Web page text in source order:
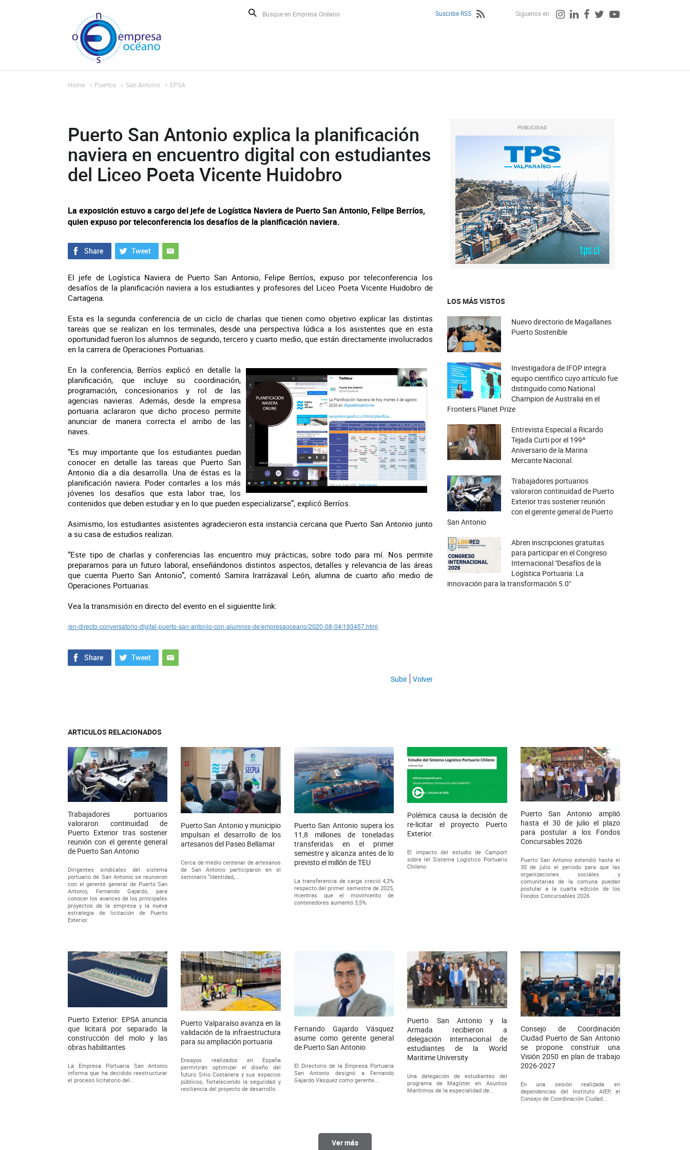
Suscribe RSS Siguenos en:
Home Puertos San Antonio EPSA
Puerto San Antonio explica la planificación
naviera en encuentro digital con estudiantes
del Liceo Poeta Vicente Huidobro
La exposición estuvo a cargo del jefe de Logística Naviera de Puerto San Antonio, Felipe Berríos,
quien expuso por teleconferencia los desafíos de la planificación naviera.
El jefe de Logística Naviera de Puerto San Antonio, Felipe Berríos, expuso por teleconferencia los
desafíos de la planificación naviera a los estudiantes y profesores del Liceo Poeta Vicente Huidobro de
Cartagena.
Esta es la segunda conferencia de un ciclo de charlas que tienen como objetivo explicar las distintas
tareas que se realizan en los terminales, desde una perspectiva lúdica a los asistentes que en esta
oportunidad fueron los alumnos de segundo, tercero y cuarto medio, que están directamente involucrados
en la carrera de Operaciones Portuarias.
En la conferencia, Berríos explicó en detalle la
planificación, que incluye su coordinación,
programación, concesionarios y rol de las
agencias navieras. Además, desde la empresa
portuaria aclararon que dicho proceso permite
anunciar de manera correcta el arribo de las
naves.
“Es muy importante que los estudiantes puedan
conocer en detalle las tareas que Puerto San
Antonio día a día desarrolla. Una de éstas es la
planificación naviera. Poder contarles a los más
jóvenes los desafíos que esta labor trae, los
contenidos que deben estudiar y en lo que pueden especializarse”, explicó Berríos.
Asimismo, los estudiantes asistentes agradecieron esta instancia cercana que Puerto San Antonio junto
a su casa de estudios realizan.
“Este tipo de charlas y conferencias las encuentro muy prácticas, sobre todo para mí. Nos permite
prepararnos para un futuro laboral, enseñándonos distintos aspectos, detalles y relevancia de las áreas
que cuenta Puerto San Antonio”, comentó Samira Irarrázaval León, alumna de cuarto año medio de
Operaciones Portuarias.
Vea la transmisión en directo del evento en el siguientte link:
/en-directo-conversatorio-digital-puerto-san-antonio-con-alumnos-de/empresaoceano/2020-08-04/193457.html
Subir Volver
PUBLICIDAD
LOS MÁS VISTOS
Nuevo directorio de Magallanes
Puerto Sostenible
Investigadora de IFOP integra
equipo científico cuyo artículo fue
distinguido como National
Champion de Australia en el
Frontiers Planet Prize
Entrevista Especial a Ricardo
Tejada Curti por el 199º
Aniversario de la Marina
Mercante Nacional.
Trabajadores portuarios
valoraron continuidad de Puerto
Exterior tras sostener reunión
con el gerente general de Puerto
San Antonio
Abren inscripciones gratuitas
para participar en el Congreso
Internacional "Desafíos de la
Logística Portuaria: La
innovación para la transformación 5.0"
ARTICULOS RELACIONADOS
Trabajadores portuarios
valoraron continuidad de
Puerto Exterior tras sostener
reunión con el gerente general
de Puerto San Antonio
Dirigentes sindicales del sistema
portuario de San Antonio se reunieron
con el gerente general de Puerto San
Antonio, Fernando Gajardo, para
conocer los avances de los principales
proyectos de la empresa y la nueva
estrategia de licitación de Puerto
Exterior.
Puerto San Antonio y municipio
impulsan el desarrollo de los
artesanos del Paseo Bellamar
Cerca de medio centenar de artesanos
de San Antonio participaron en el
seminario “Identidad,...
Puerto San Antonio supera los
11,8 millones de toneladas
transferidas en el primer
semestre y alcanza antes de lo
previsto el millón de TEU
La transferencia de carga creció 4,3%
respecto del primer semestre de 2025,
mientras que el movimiento de
contenedores aumentó 3,5%.
Polémica causa la decisión de
re-licitar el proyecto Puerto
Exterior.
El impacto del estudio de Camport
sobre lel Sistema Logístico Portuario
Chileno
Puerto San Antonio amplió
hasta el 30 de julio el plazo
para postular a los Fondos
Concursables 2026
Puerto San Antonio extendió hasta el
30 de julio el periodo para que las
organizaciones sociales y
comunitarias de la comuna puedan
postular a la cuarta edición de los
Fondos Concursables 2026.
Puerto Exterior: EPSA anuncia
que licitará por separado la
construcción del molo y las
obras habilitantes
La Empresa Portuaria San Antonio
informa que ha decidido reestructurar
el proceso licitatorio del...
Puerto Valparaíso avanza en la
validación de la infraestructura
para su ampliación portuaria
Ensayos realizados en España
permitirán optimizar el diseño del
futuro Sitio Costanera y sus espacios
públicos, fortaleciendo la seguridad y
resiliencia del proyecto de desarrollo.
Fernando Gajardo Vásquez
asume como gerente general
de Puerto San Antonio
El Directorio de la Empresa Portuaria
San Antonio designó a Fernando
Gajardo Vásquez como gerente...
Puerto San Antonio y la
Armada recibieron a
delegación internacional de
estudiantes de la World
Maritime University
Una delegación de estudiantes del
programa de Magíster en Asuntos
Marítimos de la especialidad de...
Consejo de Coordinación
Ciudad Puerto de San Antonio
se propone construir una
Visión 2050 en plan de trabajo
2026-2027
En una sesión realizada en
dependencias del Instituto AIEP, el
Consejo de Coordinación Ciudad...
Ver más